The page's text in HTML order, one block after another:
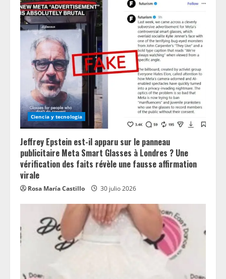
Ciencia y tecnologia
Jeffrey Epstein est-il apparu sur le panneau
publicitaire Meta Smart Glasses à Londres ? Une
vérification des faits révèle une fausse affirmation
virale
Rosa María Castillo 30 julio 2026